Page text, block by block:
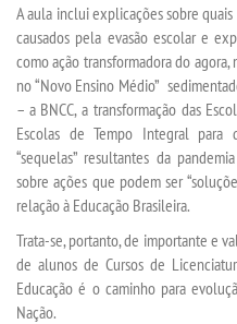
EDITAL
EDITAL - ADENDO 1
PUBLICAÇÕES
DESTAQUES
UNIESP NEWS
A aula inclui explicações sobre
causados pela evasão escolar e
como ação transformadora do
no “Novo Ensino Médio”
– a BNCC, a transformação das
Escolas de Tempo Integral para
“sequelas” resultantes da
sobre ações que podem ser
relação à Educação Brasileira.
Trata-se, portanto, de importante e
de alunos de Cursos de
Educação é o caminho para
Nação.